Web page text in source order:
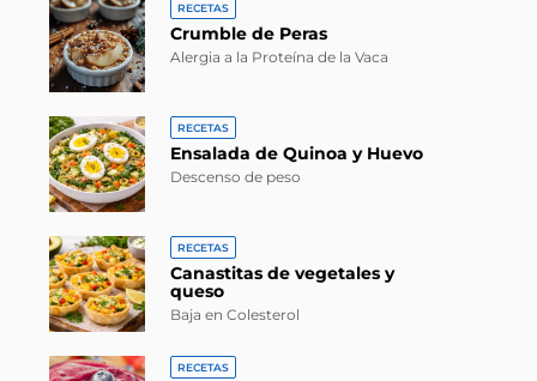
RECETAS
Crumble de Peras
Alergia a la Proteína de la Vaca
RECETAS
Ensalada de Quinoa y Huevo
Descenso de peso
RECETAS
Canastitas de vegetales y
queso
Baja en Colesterol
RECETAS